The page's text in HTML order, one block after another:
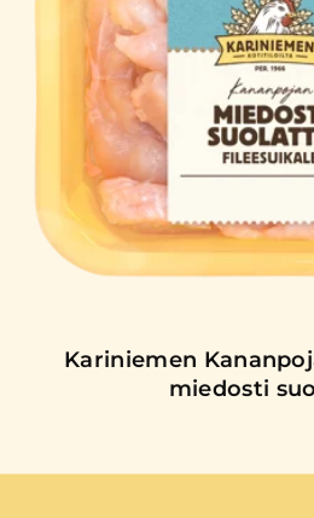
Kariniemen
miedosti